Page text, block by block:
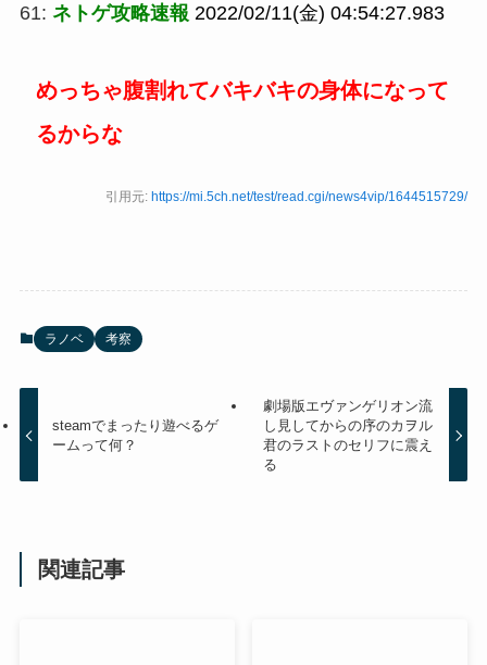
61: ネトゲ攻略速報 2022/02/11(金) 04:54:27.983
めっちゃ腹割れてバキバキの身体になって
るからな
引用元: https://mi.5ch.net/test/read.cgi/news4vip/1644515729/
ラノベ 考察
steamでまったり遊べるゲ
ームって何？
劇場版エヴァンゲリオン流
し見してからの序のカヲル
君のラストのセリフに震え
る
関連記事